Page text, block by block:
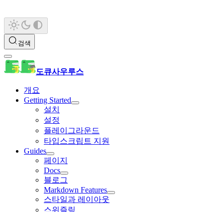
검색
도큐사우루스
개요
Getting Started
설치
설정
플레이그라운드
타입스크립트 지원
Guides
페이지
Docs
블로그
Markdown Features
스타일과 레이아웃
스위즐링